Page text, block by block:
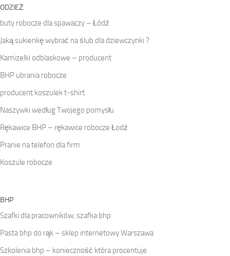
ODZIEŻ
buty robocze dla spawaczy – Łódź
Jaką sukienkę wybrać na ślub dla dziewczynki ?
Kamizelki odblaskowe – producent
BHP ubrania robocze
producent koszulek t-shirt
Naszywki według Twojego pomysłu
Rękawice BHP – rękawice robocze Łodź
Pranie na telefon dla firm
Koszule robocze
BHP
Szafki dla pracowników, szafka bhp
Pasta bhp do rąk – sklep internetowy Warszawa
Szkolenia bhp – konieczność która procentuje